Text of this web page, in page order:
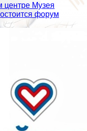
центре Музея
форум